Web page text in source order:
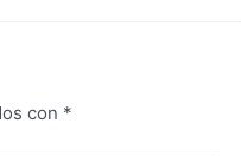
con *